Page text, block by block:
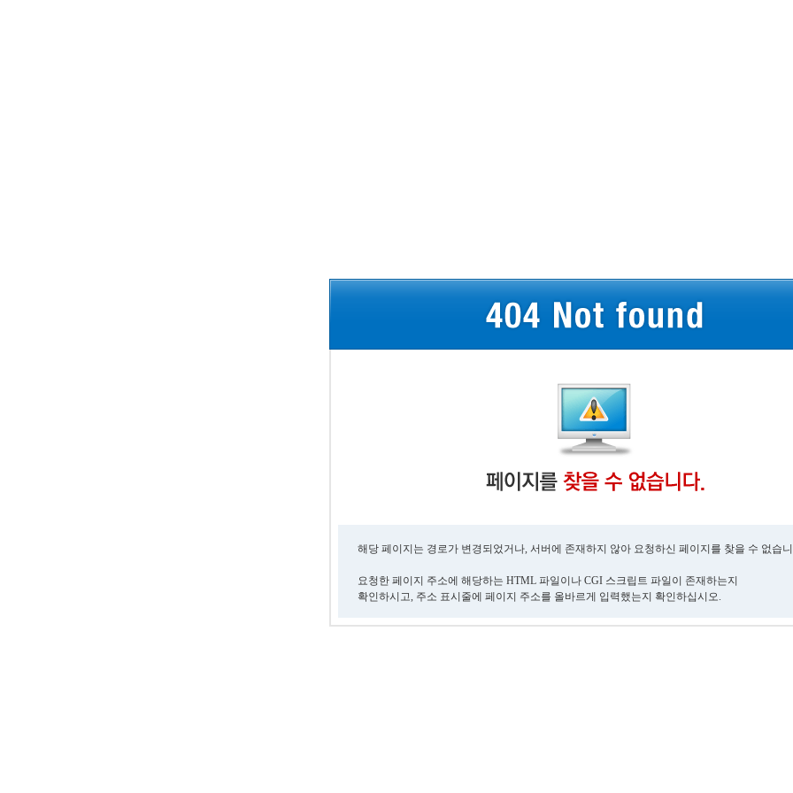
해당 페이지는 경로가 변경되었거나, 서버에 존재하지 않아 요청하신 페이지를 찾을 수 없습
요청한 페이지 주소에 해당하는 HTML 파일이나 CGI 스크립트 파일이 존재하는지
확인하시고, 주소 표시줄에 페이지 주소를 올바르게 입력했는지 확인하십시오.